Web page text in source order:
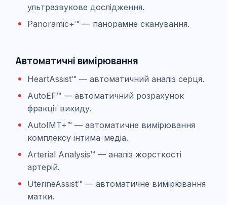
ультразвукове дослідження.
Panoramic+™ — панорамне сканування.
Автоматичні вимірювання
HeartAssist™ — автоматичний аналіз серця.
AutoEF™ — автоматичний розрахунок
фракції викиду.
AutoIMT+™ — автоматичне вимірювання
комплексу інтима-медіа.
Arterial Analysis™ — аналіз жорсткості
артерій.
UterineAssist™ — автоматичне вимірювання
матки.